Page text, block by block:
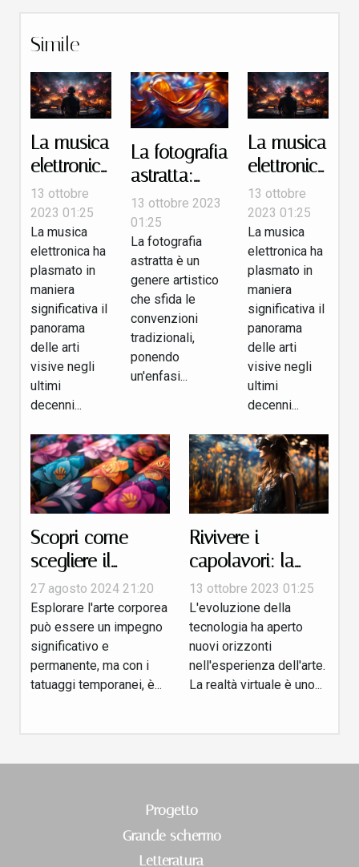
Simile
La musica
elettronica
e il suo
impatto
sulle arti
visive
13 ottobre
2023 01:25
La musica
elettronica ha
plasmato in
maniera
significativa il
panorama
delle arti
visive negli
ultimi
decenni...
La fotografia
astratta:
trovare l'arte
nell'ordinario
13 ottobre 2023
01:25
La fotografia
astratta è un
genere artistico
che sfida le
convenzioni
tradizionali,
ponendo
un'enfasi...
La musica
elettronica
e il suo
impatto
sulle arti
visive
13 ottobre
2023 01:25
La musica
elettronica ha
plasmato in
maniera
significativa il
panorama
delle arti
visive negli
ultimi
decenni...
Scopri come
scegliere il
tatuaggio
temporaneo
ideale per ogni
occasione
27 agosto 2024 21:20
Esplorare l'arte corporea
può essere un impegno
significativo e
permanente, ma con i
tatuaggi temporanei, è...
Rivivere i
capolavori: la
realtà virtuale
nell'arte
13 ottobre 2023 01:25
L'evoluzione della
tecnologia ha aperto
nuovi orizzonti
nell'esperienza dell'arte.
La realtà virtuale è uno...
Progetto
Grande schermo
Letteratura